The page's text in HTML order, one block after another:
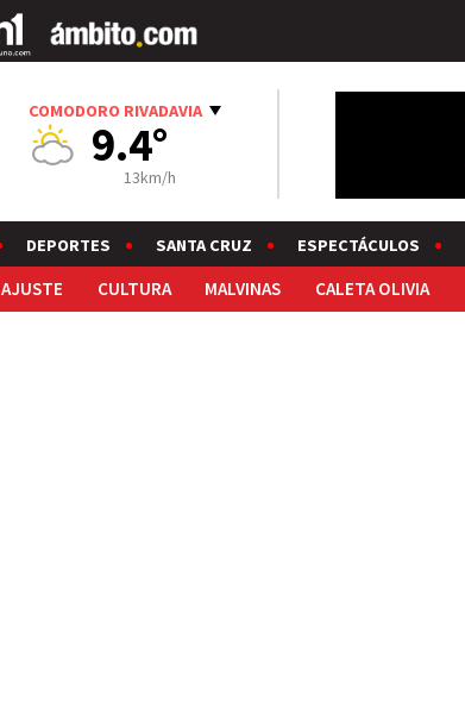
COMODORO RIVADAVIA
9.4°
13km/h
DEPORTES SANTA CRUZ ESPECTÁCULOS
AJUSTE CULTURA MALVINAS CALETA OLIVIA